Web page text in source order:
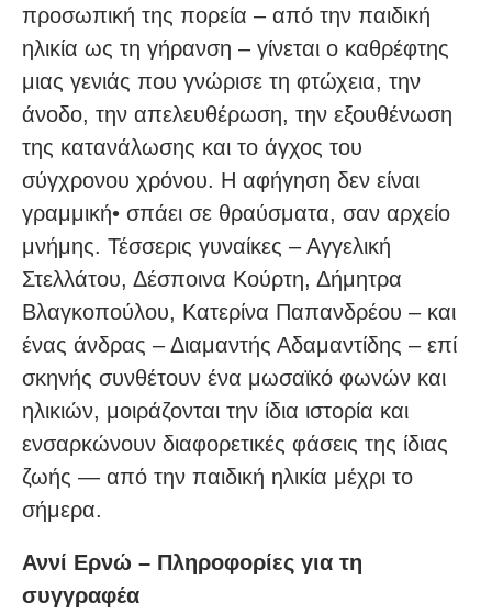
προσωπική της πορεία – από την παιδική
ηλικία ως τη γήρανση – γίνεται ο καθρέφτης
μιας γενιάς που γνώρισε τη φτώχεια, την
άνοδο, την απελευθέρωση, την εξουθένωση
της κατανάλωσης και το άγχος του
σύγχρονου χρόνου. Η αφήγηση δεν είναι
γραμμική• σπάει σε θραύσματα, σαν αρχείο
μνήμης. Τέσσερις γυναίκες – Αγγελική
Στελλάτου, Δέσποινα Κούρτη, Δήμητρα
Βλαγκοπούλου, Κατερίνα Παπανδρέου – και
ένας άνδρας – Διαμαντής Αδαμαντίδης – επί
σκηνής συνθέτουν ένα μωσαϊκό φωνών και
ηλικιών, μοιράζονται την ίδια ιστορία και
ενσαρκώνουν διαφορετικές φάσεις της ίδιας
ζωής — από την παιδική ηλικία μέχρι το
σήμερα.
Αννί Ερνώ – Πληροφορίες για τη
συγγραφέα